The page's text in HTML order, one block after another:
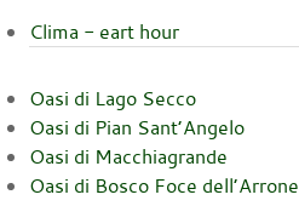
Clima - eart hour
Oasi di Lago Secco
Oasi di Pian Sant’Angelo
Oasi di Macchiagrande
Oasi di Bosco Foce dell’Arrone